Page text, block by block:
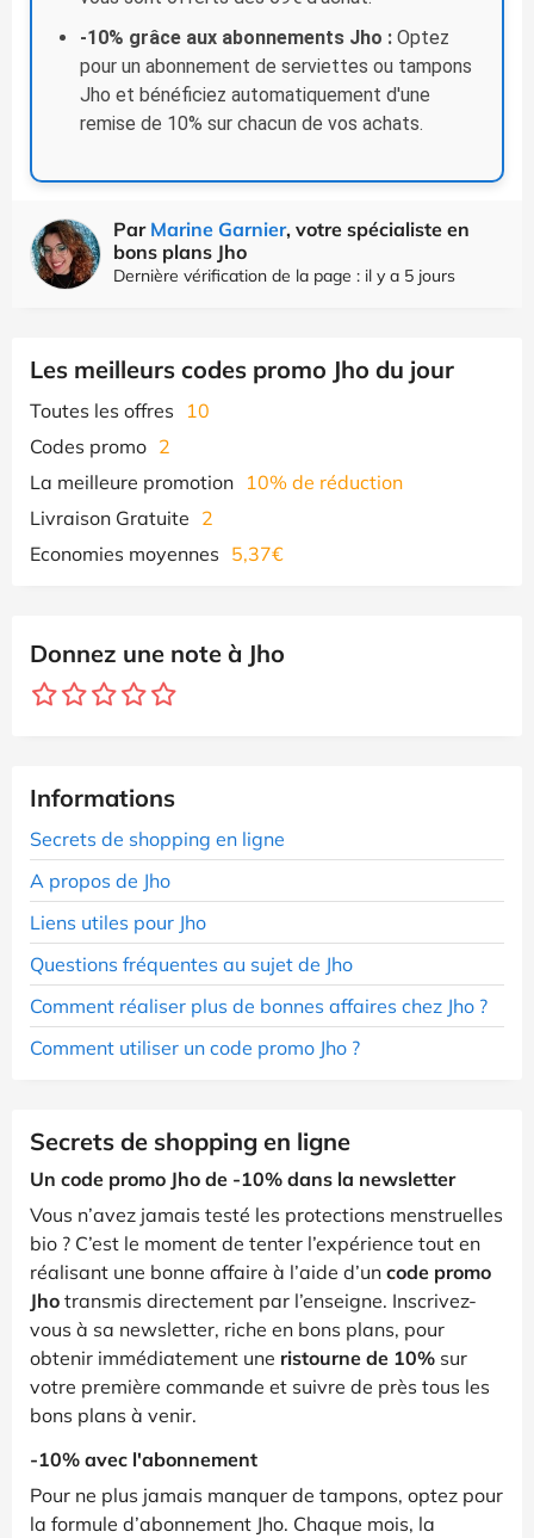
-10% grâce aux abonnements Jho : Optez
pour un abonnement de serviettes ou tampons
Jho et bénéficiez automatiquement d'une
remise de 10% sur chacun de vos achats.
Par Marine Garnier, votre spécialiste en
bons plans Jho
Dernière vérification de la page : il y a 5 jours
Les meilleurs codes promo Jho du jour
Toutes les offres
10
Codes promo 2
La meilleure promotion 10% de réduction
Livraison Gratuite 2
Economies moyennes 5,37€
Donnez une note à Jho
Informations
Secrets de shopping en ligne
A propos de Jho
Liens utiles pour Jho
Questions fréquentes au sujet de Jho
Comment réaliser plus de bonnes affaires chez Jho ?
Comment utiliser un code promo Jho ?
Secrets de shopping en ligne
Un code promo Jho de -10% dans la newsletter
Vous n’avez jamais testé les protections menstruelles
bio ? C’est le moment de tenter l’expérience tout en
réalisant une bonne affaire à l’aide d’un code promo
Jho transmis directement par l’enseigne. Inscrivez-
vous à sa newsletter, riche en bons plans, pour
obtenir immédiatement une ristourne de 10% sur
votre première commande et suivre de près tous les
bons plans à venir.
-10% avec l'abonnement
Pour ne plus jamais manquer de tampons, optez pour
la formule d’abonnement Jho. Chaque mois, la